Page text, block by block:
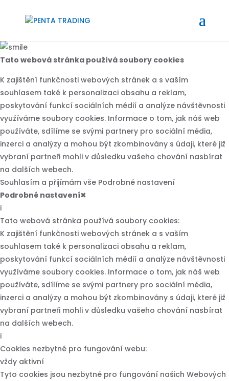
Tato webová stránka používá soubory cookies
K zajištění funkčnosti webových stránek a s vaším
souhlasem také k personalizaci obsahu a reklam,
poskytování funkcí sociálních médií a analýze návštěvnosti
využíváme soubory cookies. Informace o tom, jak náš web
používáte, sdílíme se svými partnery pro sociální média,
inzerci a analýzy a mohou být zkombinovány s údaji, které již
vybraní partneři mohli v důsledku vašeho chování nasbírat
na dalších webech.
Souhlasím a přijímám vše Podrobné nastavení
Podrobné nastavení✖
i
Tato webová stránka používá soubory cookies:
K zajištění funkčnosti webových stránek a s vaším
souhlasem také k personalizaci obsahu a reklam,
poskytování funkcí sociálních médií a analýze návštěvnosti
využíváme soubory cookies. Informace o tom, jak náš web
používáte, sdílíme se svými partnery pro sociální média,
inzerci a analýzy a mohou být zkombinovány s údaji, které již
vybraní partneři mohli v důsledku vašeho chování nasbírat
na dalších webech.
i
Cookies nezbytné pro fungování webu:
vždy aktivní
Tyto cookies jsou nezbytné pro fungování našich Webových